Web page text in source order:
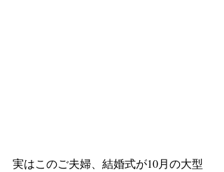
実はこのご夫婦、結婚式が10月の大型